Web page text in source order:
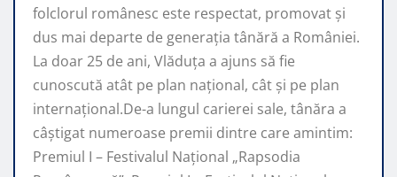
folclorul românesc este respectat, promovat şi
dus mai departe de generaţia tânără a României.
La doar 25 de ani, Vlăduța a ajuns să fie
cunoscută atât pe plan naţional, cât şi pe plan
internaţional.De-a lungul carierei sale, tânăra a
câştigat numeroase premii dintre care amintim:
Premiul I – Festivalul Național „Rapsodia